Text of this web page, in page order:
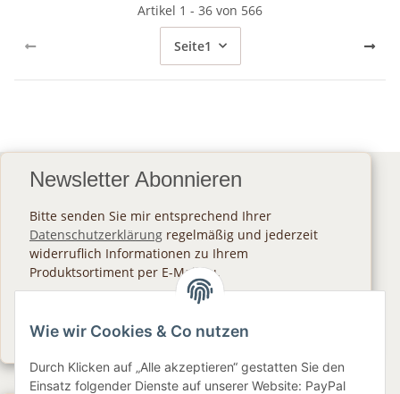
Artikel 1 - 36 von 566
Seite1
Newsletter Abonnieren
Bitte senden Sie mir entsprechend Ihrer
Datenschutzerklärung regelmäßig und jederzeit
widerruflich Informationen zu Ihrem
Produktsortiment per E-Mail zu.
Newsletter Abonnieren
Wie wir Cookies & Co nutzen
Durch Klicken auf „Alle akzeptieren“ gestatten Sie den
Einsatz folgender Dienste auf unserer Website: PayPal